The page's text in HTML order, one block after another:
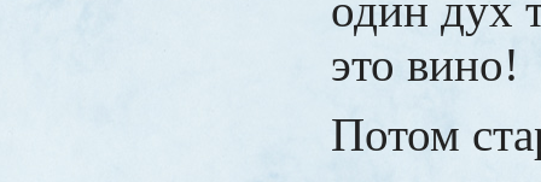
один дух
это вино!
Потом